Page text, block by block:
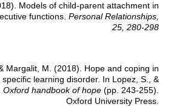
Models of child-parent attachment in
functions. Personal Relationships,
25, 280-298
Margalit, M. (2018). Hope and coping in
specific learning disorder. In Lopez, S., &
Oxford handbook of hope (pp. 243-255).
Oxford University Press.